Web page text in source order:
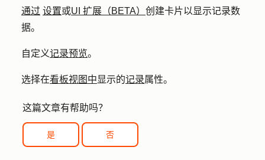
通过 设置或UI 扩展（BETA） 创建卡片以显示记录数
据。
自定义记录预览。
选择在看板视图中显示的记录属性。
这篇文章有帮助吗？
是 否